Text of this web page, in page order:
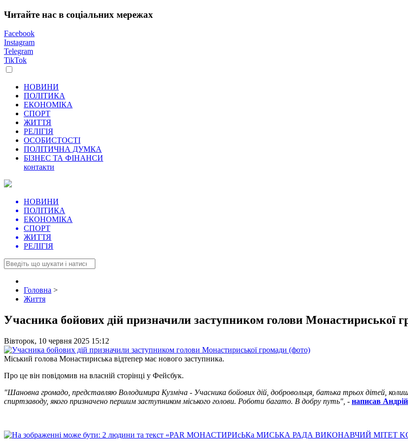
Читайте нас в соціальних мережах
Facebook
Instagram
Telegram
TikTok
НОВИНИ
ПОЛІТИКА
ЕКОНОМІКА
СПОРТ
ЖИТТЯ
РЕЛІГІЯ
ОСОБИСТОСТІ
ПОЛІТИЧНА ДУМКА
БІЗНЕС ТА ФІНАНСИ
контакти
НОВИНИ
ПОЛІТИКА
ЕКОНОМІКА
СПОРТ
ЖИТТЯ
РЕЛІГІЯ
Головна >
Життя
Учасника бойових дій призначили заступником голови Монастириської
Вівторок, 10 червня 2025 15:12
Міський голова Монастириська відтепер має нового заступника.
Про це він повідомив на власній сторінці у Фейсбук.
"Шановна громадо, представляю Володимира Кузміча - Учасника бойових дій, добровольця, батька трьох дітей,
спиртзаводу, якого призначено першим заступником міського голови. Роботи багато. В добру путь", - написав